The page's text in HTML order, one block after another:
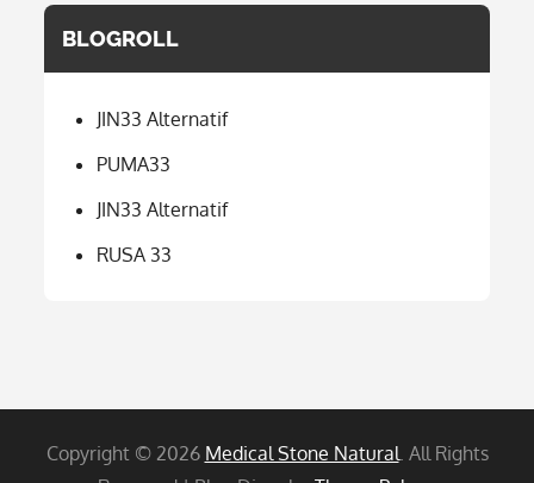
BLOGROLL
JIN33 Alternatif
PUMA33
JIN33 Alternatif
RUSA 33
Copyright © 2026 Medical Stone Natural. All Rights